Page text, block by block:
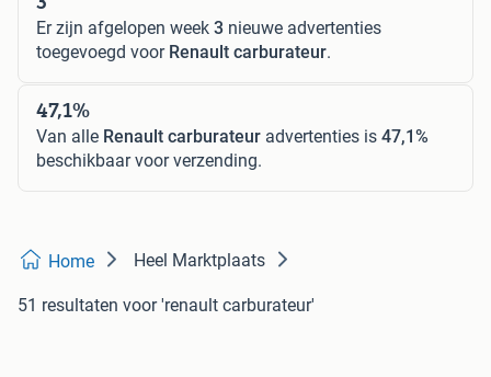
Er zijn afgelopen week 3 nieuwe advertenties
toegevoegd voor Renault carburateur.
47,1%
Van alle Renault carburateur advertenties is 47,1%
beschikbaar voor verzending.
Home Heel Marktplaats
51 resultaten voor 'renault carburateur'